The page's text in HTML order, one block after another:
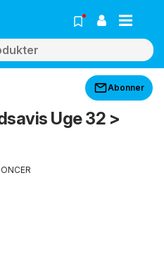
Abonner
Uge 32 >